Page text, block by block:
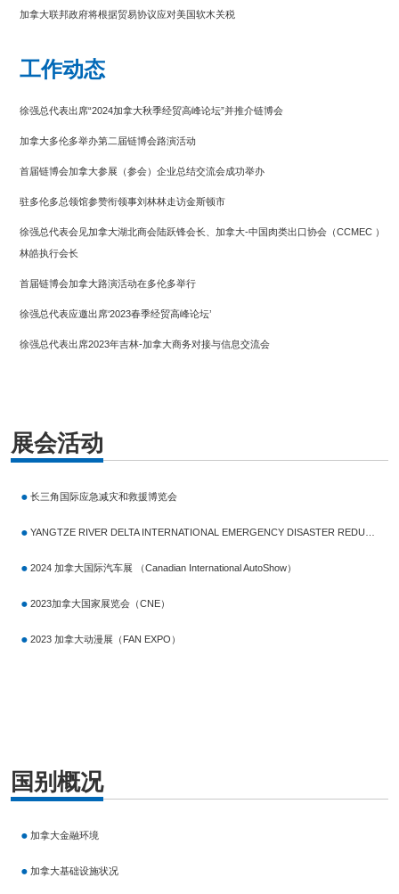
加拿大联邦政府将根据贸易协议应对美国软木关税
工作动态
徐强总代表出席“2024加拿大秋季经贸高峰论坛”并推介链博会
加拿大多伦多举办第二届链博会路演活动
首届链博会加拿大参展（参会）企业总结交流会成功举办
驻多伦多总领馆参赞衔领事刘林林走访金斯顿市
徐强总代表会见加拿大湖北商会陆跃锋会长、加拿大-中国肉类出口协会（CCMEC ）
林皓执行会长
首届链博会加拿大路演活动在多伦多举行
徐强总代表应邀出席‘2023春季经贸高峰论坛’
徐强总代表出席2023年吉林-加拿大商务对接与信息交流会
展会活动
长三角国际应急减灾和救援博览会
2024 加拿大国际汽车展 （Canadian International AutoShow）
2023加拿大国家展览会（CNE）
2023 加拿大动漫展（FAN EXPO）
国别概况
加拿大金融环境
加拿大基础设施状况